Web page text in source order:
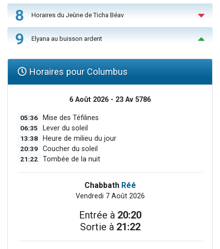
8 Horaires du Jeûne de Ticha Béav
9 Elyana au buisson ardent
Horaires pour Columbus
6 Août 2026 - 23 Av 5786
05:36 Mise des Téfilines
06:35 Lever du soleil
13:38 Heure de milieu du jour
20:39 Coucher du soleil
21:22 Tombée de la nuit
Chabbath Réé
Vendredi 7 Août 2026
Entrée à 20:20
Sortie à 21:22